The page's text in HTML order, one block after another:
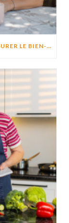
DÉPART EN VACANCES : COMMENT ASSURER LE BIEN-ÊTRE D’UN PROCHE RESTÉ À DOMICILE ?